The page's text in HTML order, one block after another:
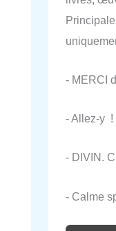
- MERCI
- Allez-y !
- DIVIN.
- Calme